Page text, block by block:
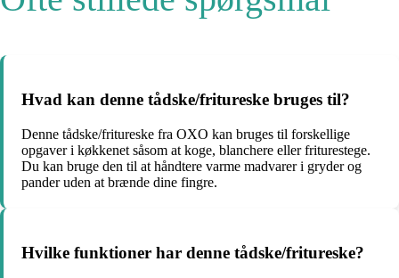
Hvad kan denne tådske/fritureske bruges til?
Denne tådske/fritureske fra OXO kan bruges til forskellige
opgaver i køkkenet såsom at koge, blanchere eller friturestege.
Du kan bruge den til at håndtere varme madvarer i gryder og
pander uden at brænde dine fingre.
Hvilke funktioner har denne tådske/fritureske?